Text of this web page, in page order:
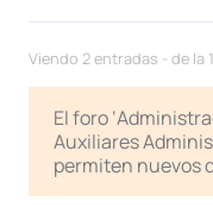
Viendo 2 entradas - de la
El foro
Auxiliares
permiten nuevos